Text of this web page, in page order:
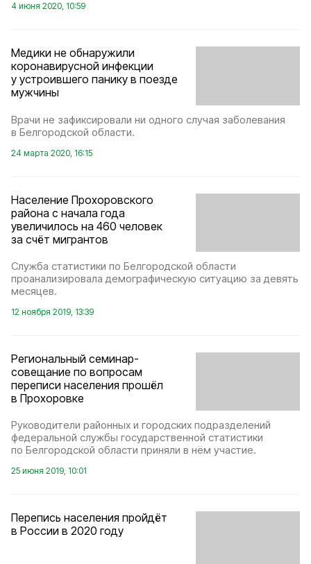
4 июня 2020, 10:59
Медики не обнаружили
коронавирусной инфекции
у устроившего панику в поезде
мужчины
Врачи не зафиксировали ни одного случая заболевания
в Белгородской области.
24 марта 2020, 16:15
Население Прохоровского
района с начала года
увеличилось на 460 человек
за счёт мигрантов
Служба статистики по Белгородской области
проанализировала демографическую ситуацию за девять
месяцев.
12 ноября 2019, 13:39
Региональный семинар-
совещание по вопросам
переписи населения прошёл
в Прохоровке
Руководители районных и городских подразделений
федеральной службы государственной статистики
по Белгородской области приняли в нём участие.
25 июня 2019, 10:01
Перепись населения пройдёт
в России в 2020 году